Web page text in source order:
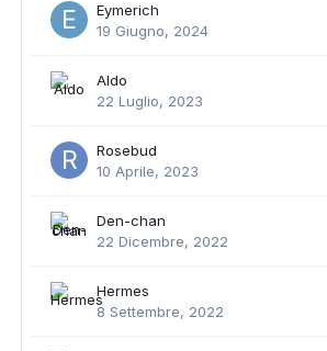
Eymerich
19 Giugno, 2024
Aldo
22 Luglio, 2023
Rosebud
10 Aprile, 2023
Den-chan
22 Dicembre, 2022
Hermes
8 Settembre, 2022